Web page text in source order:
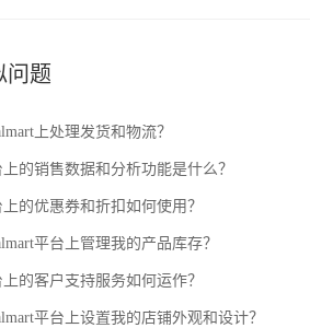
问题
上处理发货和物流？
上的销售数据和分析功能是什么？
的优惠券和折扣如何使用？
平台上管理我的产品库存？
的客户支持服务如何运作？
平台上设置我的店铺外观和设计？